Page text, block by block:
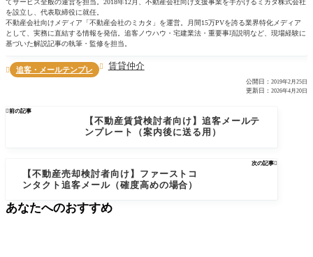
てサービス全般の運営を担当。2018年12月、不動産会社向け支援事業を手がけるミカタ株式会社
を設立し、代表取締役に就任。
不動産会社向けメディア「不動産会社のミカタ」を運営。月間15万PVを誇る業界特化メディア
として、実務に直結する情報を発信。追客ノウハウ・宅建業法・重要事項説明など、現場経験に
基づいた解説記事の執筆・監修を担当。
 追客・メールテンプレ  賃貸仲介
公開日： 2019年2月25日
更新日： 2026年4月20日
前の記事
【不動産賃貸検討者向け】追客メールテ
ンプレート（案内後に送る用）
次の記事
【不動産売却検討者向け】ファーストコ
ンタクト追客メール（確度高めの場合）
あなたへのおすすめ